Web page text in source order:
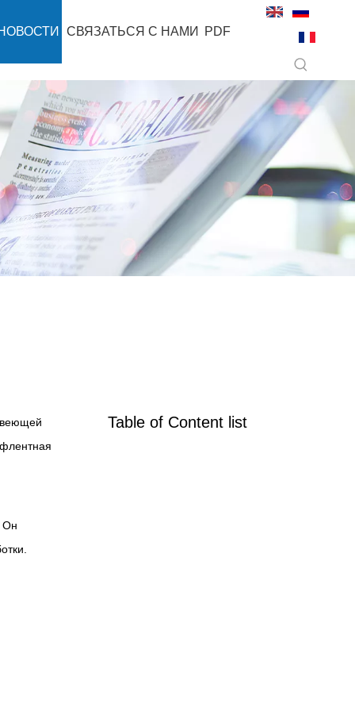
СВЯЗАТЬСЯ С НАМИ PDF
Он
Table of Content list